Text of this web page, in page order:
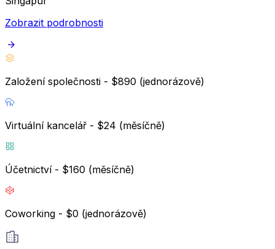
Zobrazit podrobnosti
Založení společnosti - $890 (jednorázově)
Virtuální kancelář - $24 (měsíčně)
Účetnictví - $160 (měsíčně)
Coworking - $0 (jednorázově)